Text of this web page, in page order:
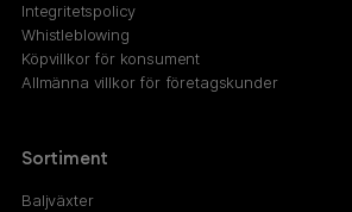
Integritetspolicy
Whistleblowing
Köpvillkor för konsument
Allmänna villkor för företagskunder
Sortiment
Baljväxter